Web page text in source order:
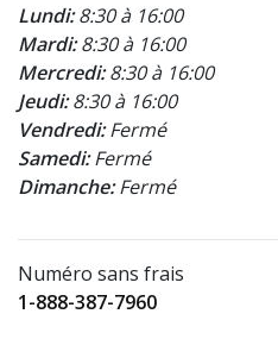
Lundi:8:30 à 16:00
Mardi:8:30 à 16:00
Mercredi:8:30 à 16:00
Jeudi:8:30 à 16:00
Vendredi:Fermé
Samedi:Fermé
Dimanche:Fermé
Numéro sans frais
1-888-387-7960